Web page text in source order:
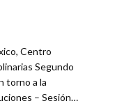
Centro
Segundo
torno a la
– Sesión…